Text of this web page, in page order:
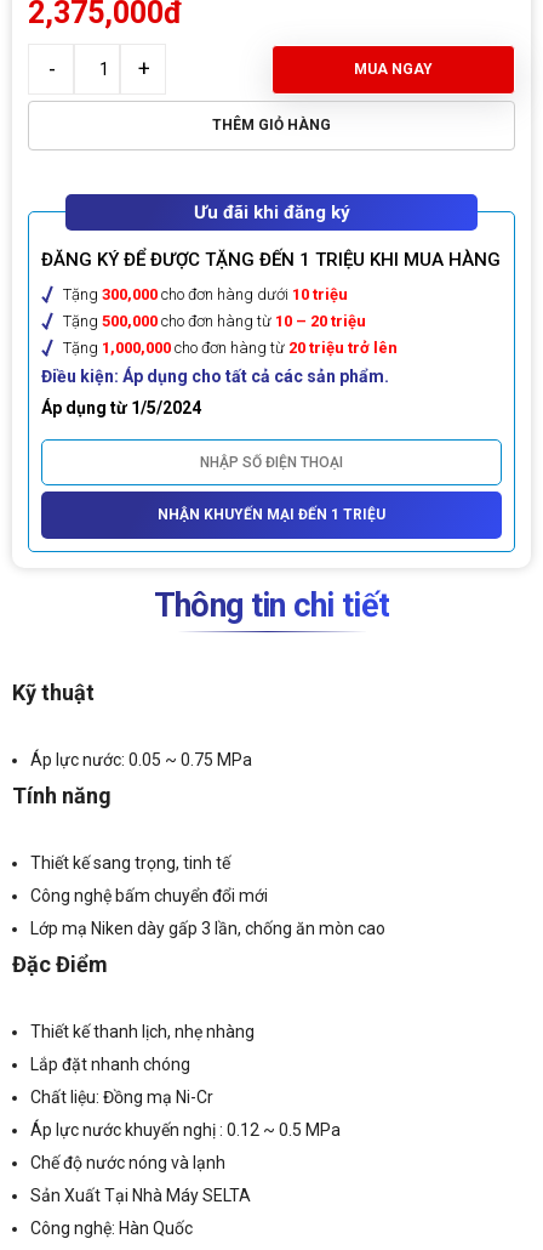
2,375,000đ
MUA NGAY
THÊM GIỎ HÀNG
Ưu đãi khi đăng ký
ĐĂNG KÝ ĐỂ ĐƯỢC TẶNG ĐẾN 1 TRIỆU KHI MUA HÀNG
Tặng 300,000 cho đơn hàng dưới 10 triệu
Tặng 500,000 cho đơn hàng từ 10 – 20 triệu
Tặng 1,000,000 cho đơn hàng từ 20 triệu trở lên
Điều kiện: Áp dụng cho tất cả các sản phẩm.
Áp dụng từ 1/5/2024
NHẬN KHUYẾN MẠI ĐẾN 1 TRIỆU
Thông tin chi tiết
Kỹ thuật
Áp lực nước: 0.05 ~ 0.75 MPa
Tính năng
Thiết kế sang trọng, tinh tế
Công nghệ bấm chuyển đổi mới
Lớp mạ Niken dày gấp 3 lần, chống ăn mòn cao
Đặc Điểm
Thiết kế thanh lịch, nhẹ nhàng
Lắp đặt nhanh chóng
Chất liệu: Đồng mạ Ni-Cr
Áp lực nước khuyến nghị : 0.12 ~ 0.5 MPa
Chế độ nước nóng và lạnh
Sản Xuất Tại Nhà Máy SELTA
Công nghệ: Hàn Quốc